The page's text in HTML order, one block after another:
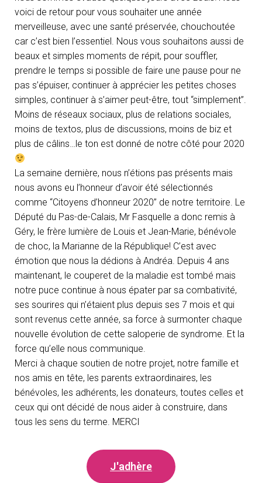
voici de retour pour vous souhaiter une année
merveilleuse, avec une santé préservée, chouchoutée
car c’est bien l’essentiel. Nous vous souhaitons aussi de
beaux et simples moments de répit, pour souffler,
prendre le temps si possible de faire une pause pour ne
pas s’épuiser, continuer à apprécier les petites choses
simples, continuer à s’aimer peut-être, tout “simplement”.
Moins de réseaux sociaux, plus de relations sociales,
moins de textos, plus de discussions, moins de biz et
plus de câlins…le ton est donné de notre côté pour 2020
La semaine dernière, nous n’étions pas présents mais
nous avons eu l’honneur d’avoir été sélectionnés
comme “Citoyens d’honneur 2020” de notre territoire. Le
Député du Pas-de-Calais, Mr Fasquelle a donc remis à
Géry, le frère lumière de Louis et Jean-Marie, bénévole
de choc, la Marianne de la République! C’est avec
émotion que nous la dédions à Andréa. Depuis 4 ans
maintenant, le couperet de la maladie est tombé mais
notre puce continue à nous épater par sa combativité,
ses sourires qui n’étaient plus depuis ses 7 mois et qui
sont revenus cette année, sa force à surmonter chaque
nouvelle évolution de cette saloperie de syndrome. Et la
force qu’elle nous communique.
Merci à chaque soutien de notre projet, notre famille et
nos amis en tête, les parents extraordinaires, les
bénévoles, les adhérents, les donateurs, toutes celles et
ceux qui ont décidé de nous aider à construire, dans
tous les sens du terme. MERCI
J'adhère